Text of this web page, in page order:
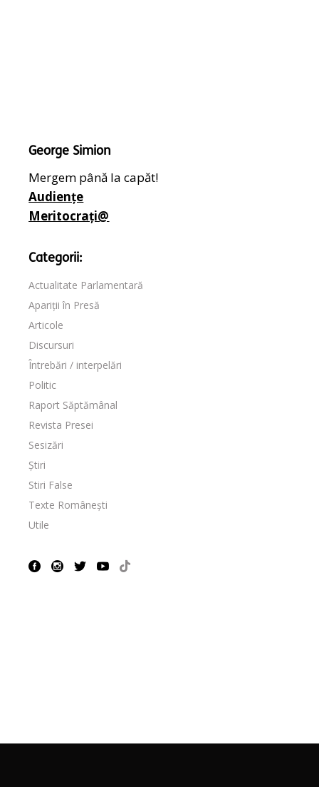
George Simion
Mergem până la capăt!
Audiențe
Meritocrați@
Categorii:
Actualitate Parlamentară
Apariții în Presă
Articole
Discursuri
Întrebări / interpelări
Politic
Raport Săptămânal
Revista Presei
Sesizări
Știri
Stiri False
Texte Românești
Utile